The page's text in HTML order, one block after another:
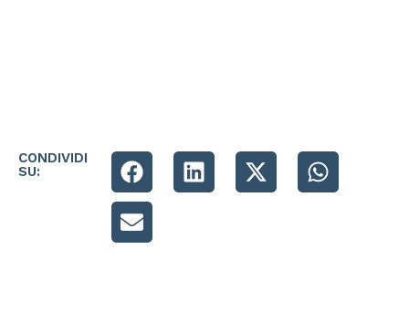
CONDIVIDI
SU: